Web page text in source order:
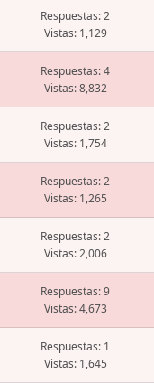
Respuestas: 2
Vistas: 1,129
Respuestas: 4
Vistas: 8,832
Respuestas: 2
Vistas: 1,754
Respuestas: 2
Vistas: 1,265
Respuestas: 2
Vistas: 2,006
Respuestas: 9
Vistas: 4,673
Respuestas: 1
Vistas: 1,645